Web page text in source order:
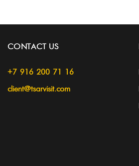
CONTACT US
+7 916 200 71 16
client@tsarvisit.com